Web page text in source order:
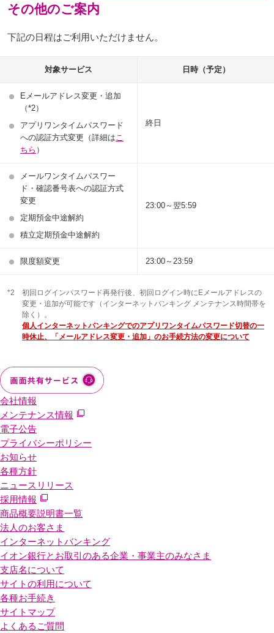
その他のご案内
下記の日程はご利用いただけません。
対象サービス 日時（予定）
Eメールアドレス変更・追加
（*2）
アプリワンタイムパスワード
への認証方式変更（詳細はこ
ちら ）
終日
メールワンタイムパスワー
ド・確認番号表への認証方式
変更
定期預金中途解約
積立定期預金中途解約
23:00～翌5:59
限度額変更 23:00～23:59
*2
初回ログインパスワード再発行後、初回ログイン時にEメールアドレスの
変更・追加が可能です（インターネットバンキング メンテナンス時間帯を
除く）。
個人インターネットバンキングでのアプリワンタイムパスワード切替の一
時休止、「メールアドレス変更・追加」のお手続方法の変更について
会社情報
メンテナンス情報
電子公告
プライバシーポリシー
お知らせ
各種方針
ニュースリリース
採用情報
商品概要説明書一覧
法人のお客さま
インターネットバンキング
イオン銀行とお取引のある企業・事業主のみなさま
支店名について
サイトの利用について
各種お手続き
サイトマップ
よくあるご質問